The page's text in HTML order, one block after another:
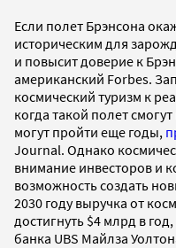
Если полет Брэнсона
историческим для
и повысит доверие к
американский Forbes.
космический туризм к
когда такой полет
могут пройти еще годы,
Journal. Однако
внимание инвесторов и
возможность создать
2030 году выручка от
достигнуть $4 млрд в
банка UBS Майлза